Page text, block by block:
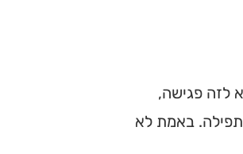
לזה פגישה,
תפילה. באמת לא